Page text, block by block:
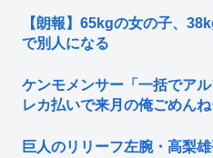
【朗報】65kgの女の子、
で別人になる
ケンモメンサー「一括でア
レカ払いで来月の俺ごめん
巨人のリリーフ左腕・高梨